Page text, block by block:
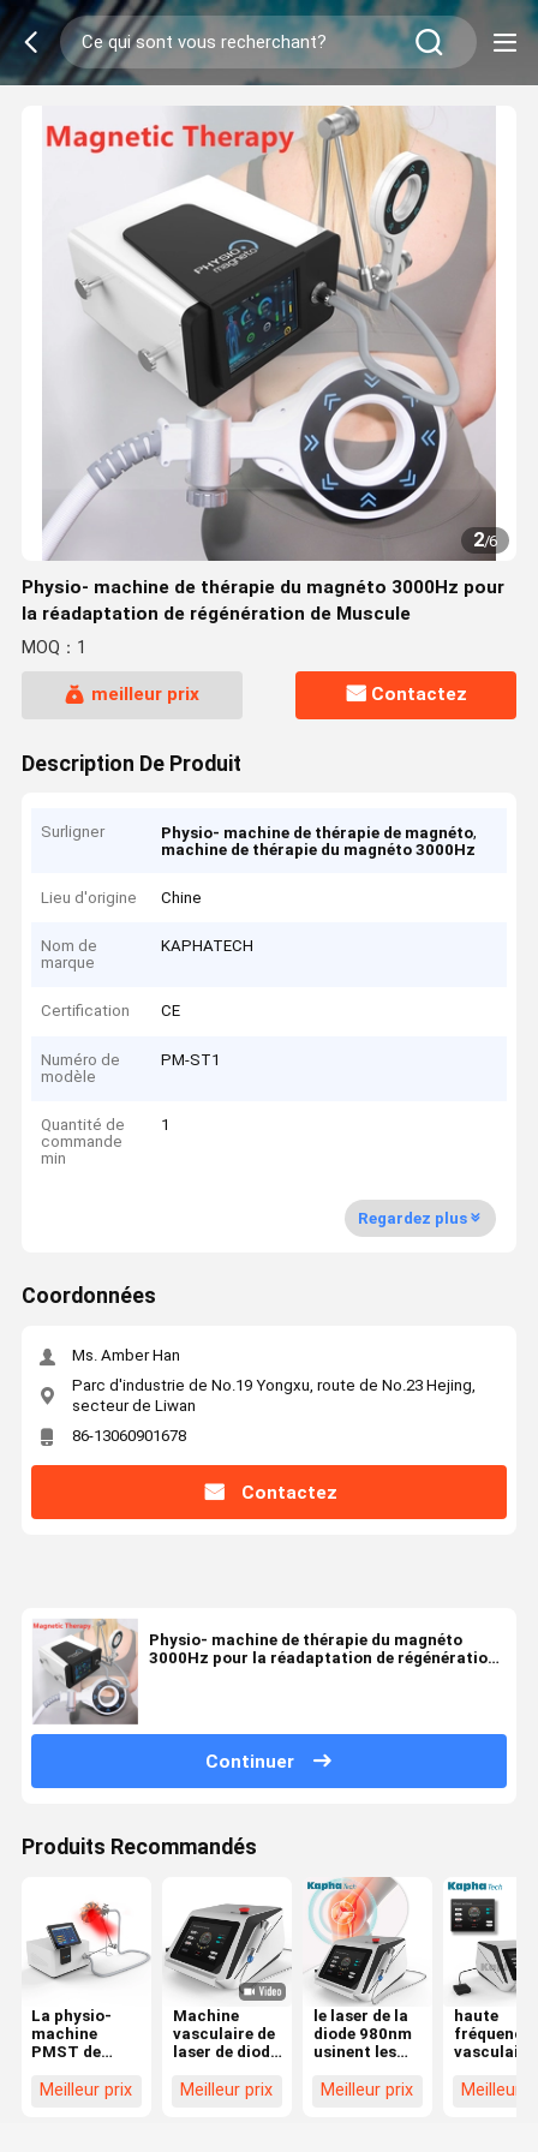
2/6
Physio- machine de thérapie du magnéto 3000Hz pour
la réadaptation de régénération de Muscule
MOQ：1
meilleur prix Contactez
Description De Produit
Surligner Physio- machine de thérapie de magnéto,
machine de thérapie du magnéto 3000Hz
Lieu d'origine Chine
Nom de
marque
KAPHATECH
Certification CE
Numéro de
modèle
PM-ST1
Quantité de
commande
min
1
Regardez plus
Coordonnées
Ms. Amber Han
Parc d'industrie de No.19 Yongxu, route de No.23 Hejing,
secteur de Liwan
86-13060901678
Contactez
Physio- machine de thérapie du magnéto
3000Hz pour la réadaptation de régénération
Continuer
Produits Recommandés
La physio-
machine
PMST de
ABS
Meilleur prix
Machine
vasculaire de
laser de diode
navires pour
Meilleur prix
le laser de la
diode 980nm
usinent les
sanguins
Meilleur prix
haute
fréquence
vasculaire
machine
Meilleur